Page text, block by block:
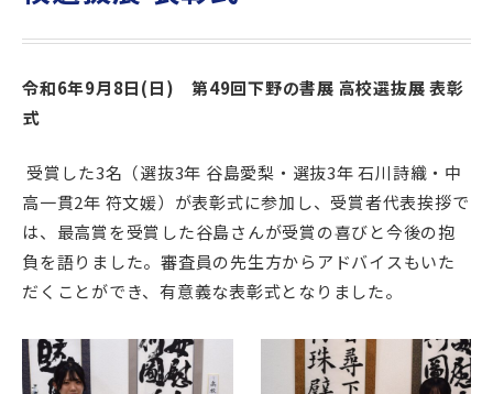
令和6年9月8日(日) 第49回下野の書展 高校選抜展 表彰
式
受賞した3名（選抜3年 谷島愛梨・選抜3年 石川詩織・中
高一貫2年 符文媛）が表彰式に参加し、受賞者代表挨拶で
は、最高賞を受賞した谷島さんが受賞の喜びと今後の抱
負を語りました。審査員の先生方からアドバイスもいた
だくことができ、有意義な表彰式となりました。